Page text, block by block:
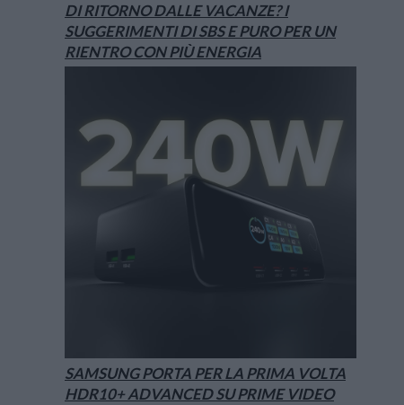
DI RITORNO DALLE VACANZE? I
SUGGERIMENTI DI SBS E PURO PER UN
RIENTRO CON PIÙ ENERGIA
SAMSUNG PORTA PER LA PRIMA VOLTA
HDR10+ ADVANCED SU PRIME VIDEO